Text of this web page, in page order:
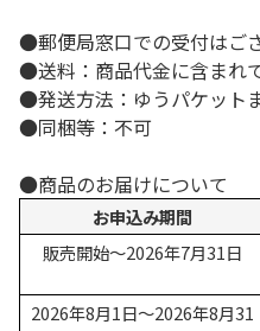
●郵便局窓口での受付はご
●送料：商品代金に含まれ
●発送方法：ゆうパケット
●同梱等：不可
●商品のお届けについて
お申込み期間
販売開始～2026年7月31日
2026年8月1日～2026年8月31